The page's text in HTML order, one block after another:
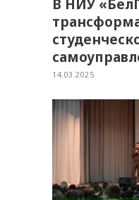
В НИУ
14.03.2025